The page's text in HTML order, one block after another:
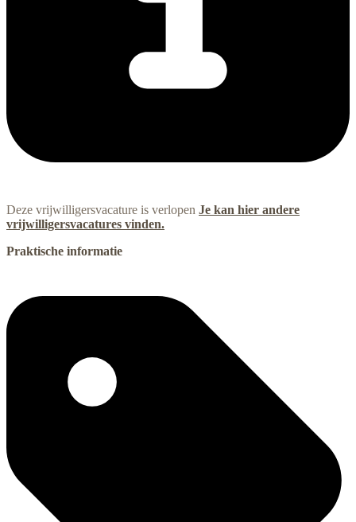
Deze vrijwilligersvacature is verlopen Je kan hier andere
vrijwilligersvacatures vinden.
Praktische informatie